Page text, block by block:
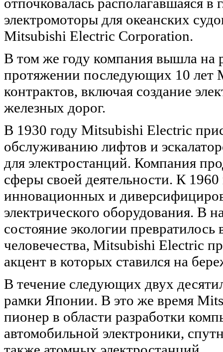
электромоторы для океанских
Mitsubishi Electric Corporation.
В том же году компания вышла на
протяжении последующих 10 лет
контрактов, включая создание
железных дорог.
В 1930 году Mitsubishi Electric
обслуживанию лифтов и
для электростанций. Компания
сферы своей деятельности. К
инновационных и
электрического оборудования. В
состояние экологии
человечества, Mitsubishi Electric
акцент в которых ставился на
В течение следующих двух
рамки Японии. В это же время
пионер в области разработки
автомобильной электроники,